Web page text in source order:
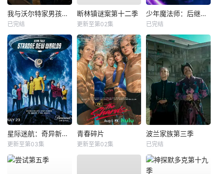
我与沃尔特家男孩的生活第三季
已完结
断林镇谜案第十二季
更新至第02集
少年魔法师：后继者第三季
已完结
星际迷航：奇异新世界第四季
更新至第03集
青春碎片
更新至第02集
波兰家族第三季
已完结